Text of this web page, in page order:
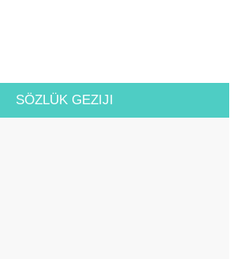
SÖZLÜK GEZIJI